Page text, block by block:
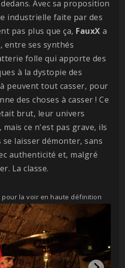
Avec sa proposition
industrielle faite par des
pas plus que ça, FauxX a
entre ses synthés
folle qui apporte des
à la dystopie des
peuvent tout casser, pour
des choses à casser ! Ce
brut, leur univers
ce n'est pas grave, ils
laisser démonter, sans
authenticité et, malgré
La classe.
pour la voir en haute définition